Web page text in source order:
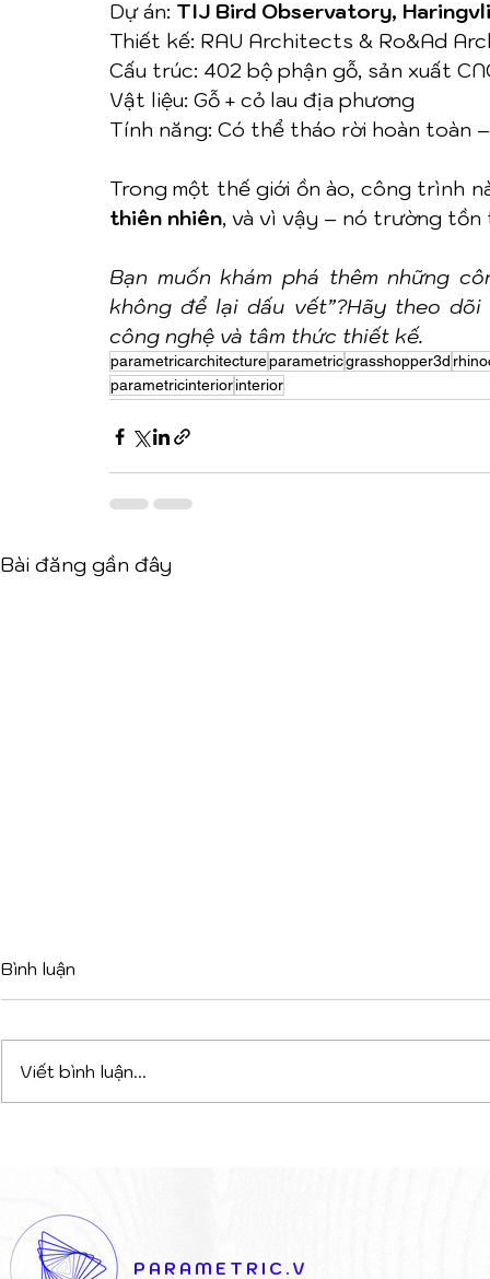
Dự án: TIJ Bird Observatory,
Thiết kế: RAU Architects & Ro&Ad
Cấu trúc: 402 bộ phận gỗ, sản xuất
Vật liệu: Gỗ + cỏ lau địa phương
Tính năng: Có thể tháo rời hoàn toàn
Trong một thế giới ồn ào, công trình
thiên nhiên, và vì vậy – nó trường tồn
Bạn muốn khám phá thêm những
không để lại dấu vết”?Hãy theo dõi
công nghệ và tâm thức thiết kế.
parametricarchitectureparametricgrasshopper3d
parametricinteriorinterior
Bài đăng gần đây
KẾT NỐI NGHỆ THUẬT VÀ
KIẾN TRÚC
Bình luận
Viết bình luận...
PARAMETRIC.V